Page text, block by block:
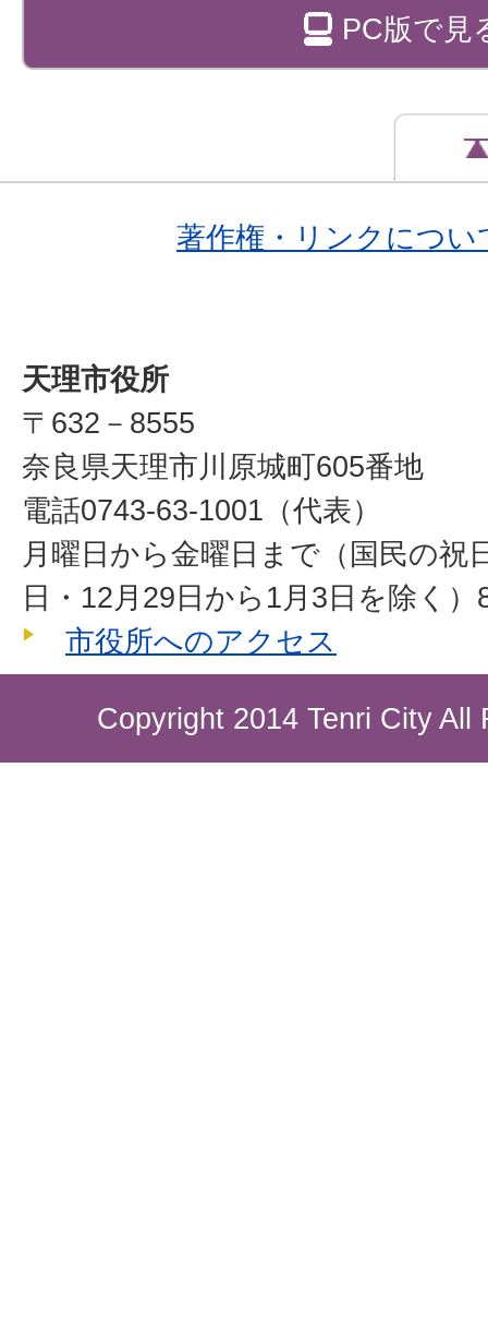
PC版で見
著作権・リンクについ
天理市役所
〒632－8555
奈良県天理市川原城町605番地
電話0743-63-1001（代表）
月曜日から金曜日まで（国民の祝
日・12月29日から1月3日を除く
市役所へのアクセス
Copyright 2014 Tenri City All